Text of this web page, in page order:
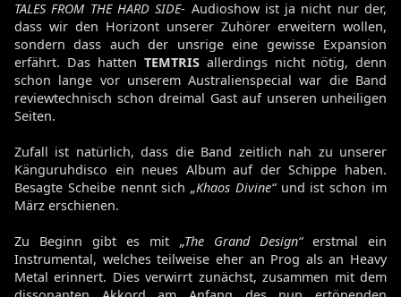
TALES FROM THE HARD SIDE- Audioshow ist ja nicht nur der,
dass wir den Horizont unserer Zuhörer erweitern wollen,
sondern dass auch der unsrige eine gewisse Expansion
erfährt. Das hatten TEMTRIS allerdings nicht nötig, denn
schon lange vor unserem Australienspecial war die Band
reviewtechnisch schon dreimal Gast auf unseren unheiligen
Seiten.
Zufall ist natürlich, dass die Band zeitlich nah zu unserer
Känguruhdisco ein neues Album auf der Schippe haben.
Besagte Scheibe nennt sich„Khaos Divine“und ist schon im
März erschienen.
Zu Beginn gibt es mit „The Grand Design“erstmal ein
Instrumental, welches teilweise eher an Prog als an Heavy
Metal erinnert. Dies verwirrt zunächst, zusammen mit dem